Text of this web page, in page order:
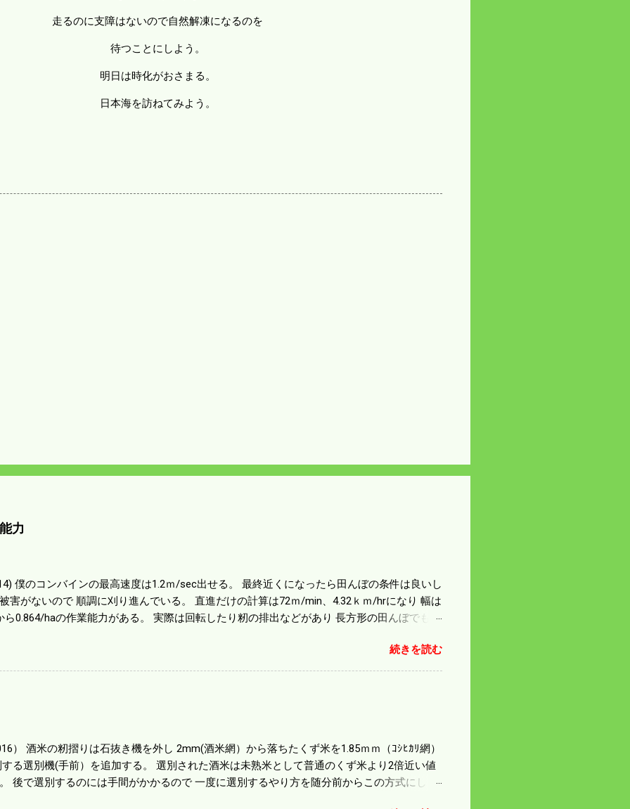
走るのに支障はないので自然解凍になるのを
待つことにしよう。
明日は時化がおさまる。
日本海を訪ねてみよう。
力
僕のコンバインの最高速度は1.2ｍ/sec出せる。 最終近くになったら田んぼの条件は良いし
害がないので 順調に刈り進んでいる。 直進だけの計算は72ｍ/min、4.32ｋｍ/hrになり 幅は
ら0.864/haの作業能力がある。 実際は回転したり籾の排出などがあり 長方形の田んぼでも
があったが 籾の運搬や乾燥機の容量、籾摺りの能力などのバランスの問題で 今の機種で満
。 というより買った時はまだ耕作面積が少なく手が出せ 無かったのが本音だ。 4条刈りで
続きを読む
） 酒米の籾摺りは石抜き機を外し 2mm(酒米網）から落ちたくず米を1.85ｍｍ（ｺｼﾋｶﾘ網）
る選別機(手前）を追加する。 選別された酒米は未熟米として普通のくず米より2倍近い値
後で選別するのには手間がかかるので 一度に選別するやり方を随分前からこの方式にし